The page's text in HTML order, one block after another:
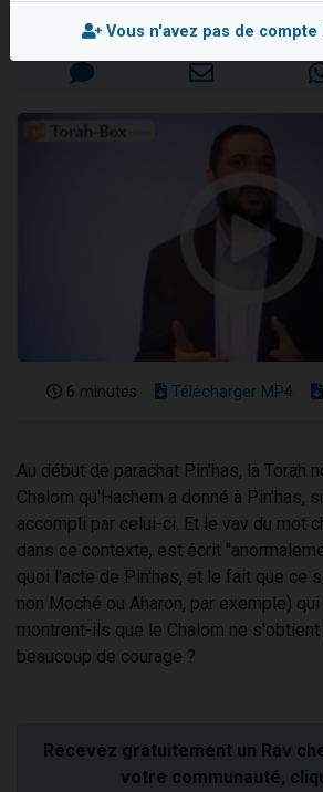
Ariel vient de donner son
Il reste 49 places pour
Eva vient de donner son
Mis en ligne le Vendredi 10 Juillet 2015
6 minutes Télécharger MP4
Au début de parachat Pin'has, la Torah
Chalom qu'Hachem a donné à Pin'has,
accompli par celui-ci. Et le vav du mot
dans ce contexte, est écrit
quoi l'acte de Pin'has, et le fait que ce
non Moché ou Aharon, par exemple)
montrent-ils que le Chalom ne
beaucoup de courage ?
Recevez gratuitement un Rav
votre communauté,
Vous n'avez pas de compte